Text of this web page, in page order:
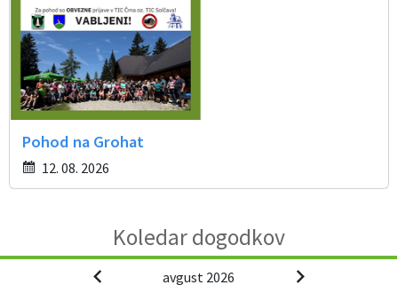
Pohod na Grohat
12. 08. 2026
Koledar dogodkov
avgust 2026